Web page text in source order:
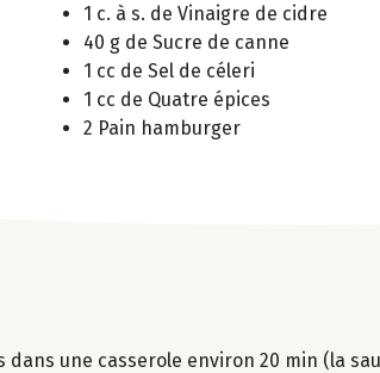
1 c. à s. de Vinaigre de cidre
40 g de Sucre de canne
1 cc de Sel de céleri
1 cc de Quatre épices
2 Pain hamburger
une casserole environ 20 min (la